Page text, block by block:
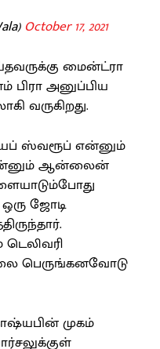
October 17, 2021
மைன்ட்ரா
அனுப்பிய
வருகிறது.
ஸ்வரூப் என்னும்
ஆன்லைன்
ஜோடி
பெருங்கனவோடு
முகம்